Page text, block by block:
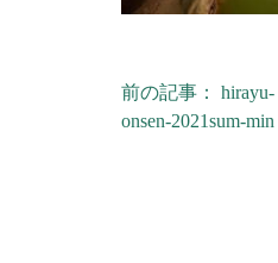
投稿ナビゲ
前の記事： hirayu-
onsen-2021sum-min